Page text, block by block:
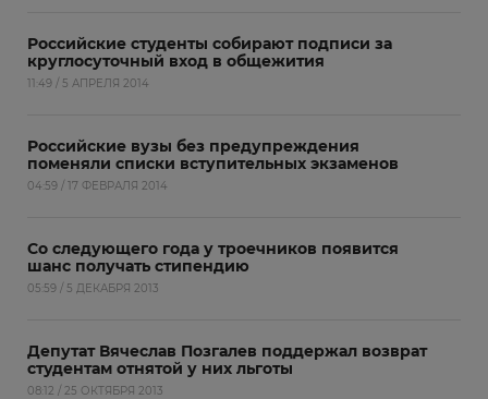
Российские студенты собирают подписи за
круглосуточный вход в общежития
11:49 / 5 АПРЕЛЯ 2014
Российские вузы без предупреждения
поменяли списки вступительных экзаменов
04:59 / 17 ФЕВРАЛЯ 2014
Со следующего года у троечников появится
шанс получать стипендию
05:59 / 5 ДЕКАБРЯ 2013
Депутат Вячеслав Позгалев поддержал возврат
студентам отнятой у них льготы
08:12 / 25 ОКТЯБРЯ 2013